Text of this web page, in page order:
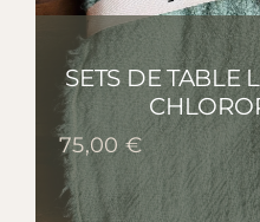
SETS DE TABLE
75,00€